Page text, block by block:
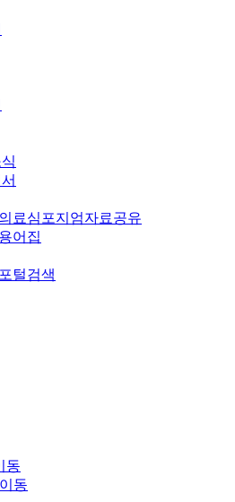
료심포지엄자료공유
어집
털검색
동
이동